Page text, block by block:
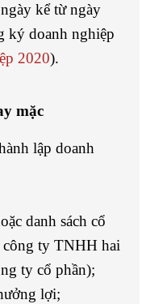
kể từ ngày
ký doanh nghiệp
2020).
mặc
lập doanh
danh sách cổ
ty TNHH hai
ty cổ phần);
lợi;